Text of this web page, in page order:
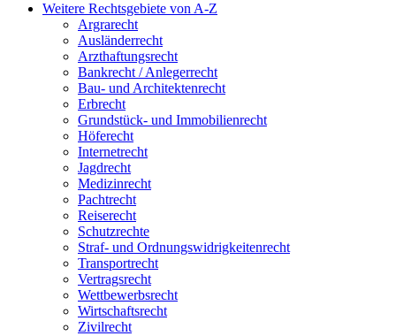
Weitere Rechtsgebiete von A-Z
Argrarecht
Ausländerrecht
Arzthaftungsrecht
Bankrecht / Anlegerrecht
Bau- und Architektenrecht
Erbrecht
Grundstück- und Immobilienrecht
Höferecht
Internetrecht
Jagdrecht
Medizinrecht
Pachtrecht
Reiserecht
Schutzrechte
Straf- und Ordnungswidrigkeitenrecht
Transportrecht
Vertragsrecht
Wettbewerbsrecht
Wirtschaftsrecht
Zivilrecht